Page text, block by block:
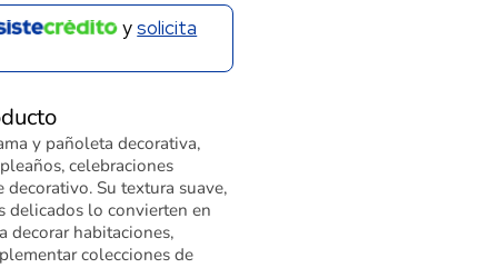
ysolicita
y pañoleta decorativa,
celebraciones
Su textura suave,
delicados lo convierten en
decorar habitaciones,
colecciones de